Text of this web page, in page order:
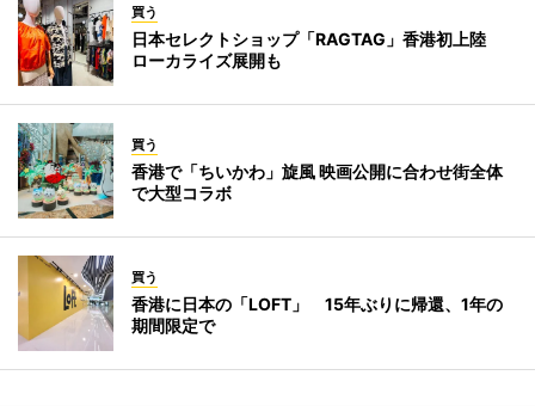
買う
日本セレクトショップ「RAGTAG」香港初上陸
ローカライズ展開も
買う
香港で「ちいかわ」旋風 映画公開に合わせ街全体
で大型コラボ
買う
香港に日本の「LOFT」 15年ぶりに帰還、1年の
期間限定で